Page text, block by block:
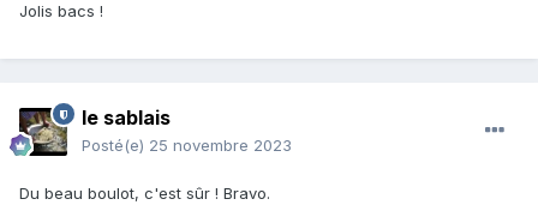
Jolis bacs !
le sablais
Posté(e) 25 novembre 2023
Du beau boulot, c'est sûr ! Bravo.